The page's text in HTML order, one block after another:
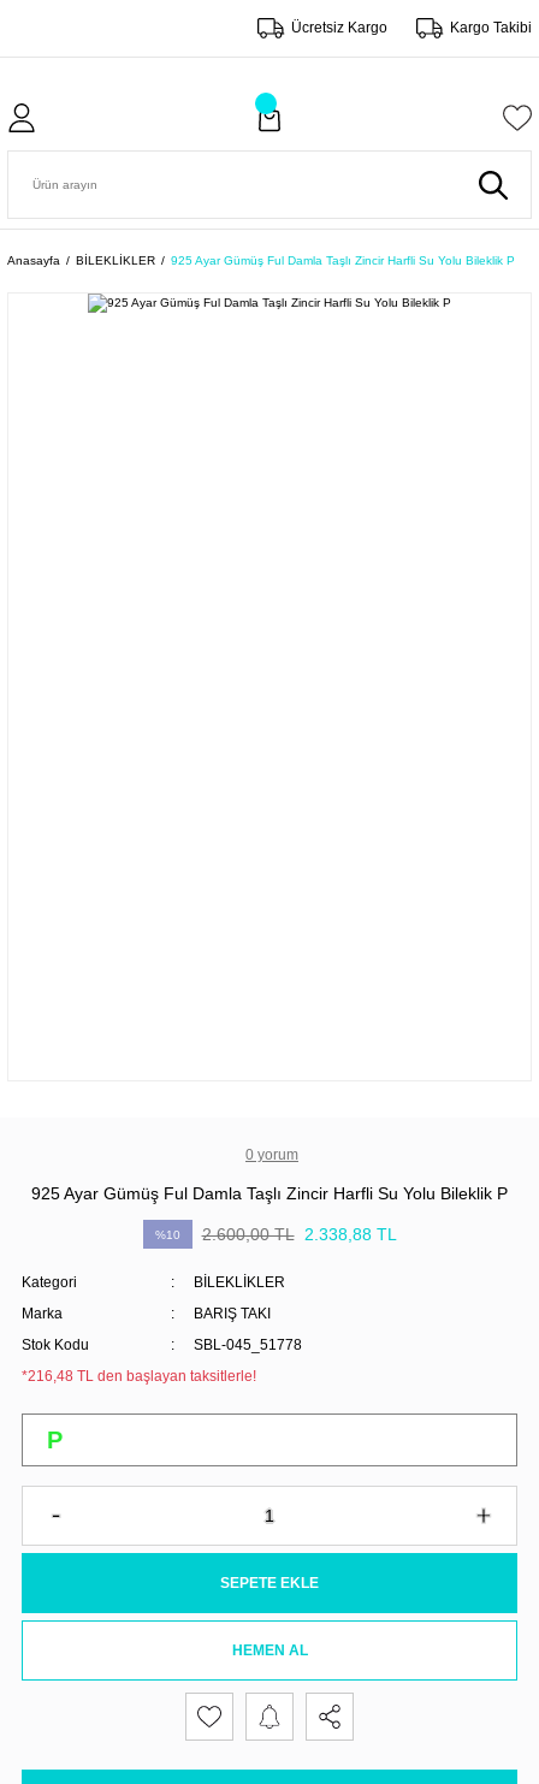
Ücretsiz Kargo Kargo Takibi
Anasayfa BİLEKLİKLER 925 Ayar Gümüş Ful Damla Taşlı Zincir Harfli Su Yolu Bileklik P
0 yorum
925 Ayar Gümüş Ful Damla Taşlı Zincir Harfli Su Yolu Bileklik P
%10 2.600,00 TL 2.338,88 TL
Kategori
BİLEKLİKLER
Marka
BARIŞ TAKI
Stok Kodu
SBL-045_51778
*216,48 TL den başlayan taksitlerle!
SEPETE EKLE
HEMEN AL